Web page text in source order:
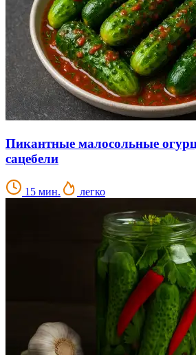
Пикантные малосольные
сацебели
15 мин. легко